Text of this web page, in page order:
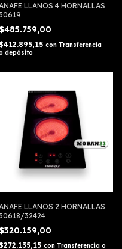
LLANOS 4 HORNALLAS
con Transferencia
depósito
LLANOS 2 HORNALLAS
32424
con Transferencia o